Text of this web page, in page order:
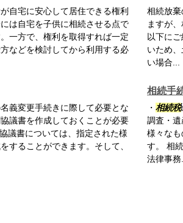
自宅に安心して居住できる権利
は自宅を子供に相続させる点で
一方で、権利を取得すれば一定
などを検討してから利用する必
相続放棄
ますが
以下に
いため
い場合...
義変更手続きに際して必要とな
議書を作成しておくことが必要
議書については、指定された様
することができます。そして、
相続手
・ 相続税
調査・
様々な
す。 相
法律事務...